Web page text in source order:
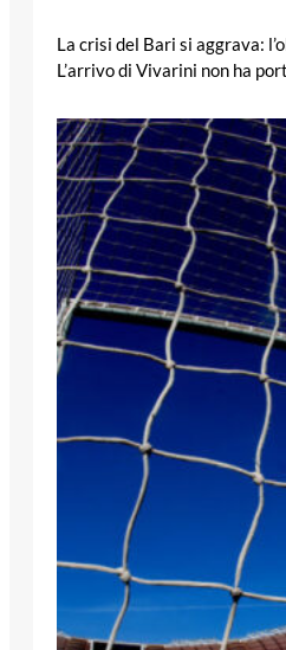
La crisi del Bari si aggrava:
L’arrivo di Vivarini non ha